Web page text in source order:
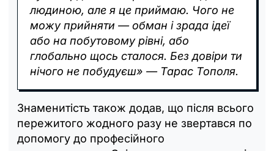
людиною, але я це приймаю. Чого не
можу прийняти — обман і зрада ідеї
або на побутовому рівні, або
глобально щось сталося. Без довіри ти
нічого не побудуєш» — Тарас Тополя.
Знаменитість також додав, що після всього
пережитого жодного разу не звертався по
допомогу до професійного